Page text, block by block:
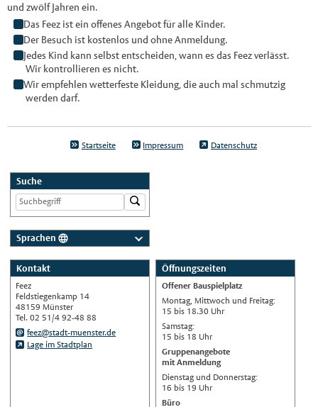
und zwölf Jahren ein.
Das Feez ist ein offenes Angebot für alle Kinder.
Der Besuch ist kostenlos und ohne Anmeldung.
Jedes Kind kann selbst entscheiden, wann es das Feez verlässt.
Wir kontrollieren es nicht.
Wir empfehlen wetterfeste Kleidung, die auch mal schmutzig
werden darf.
Startseite Impressum Datenschutz
Suche
Sprachen
Nederlands
English
Українська
Türkçe
Kontakt
Feez
Feldstiegenkamp 14
48159 Münster
Tel. 02 51/4 92-48 88
feez@stadt-muenster.de
Lage im Stadtplan
Öffnungszeiten
Offener Bauspielplatz
Montag, Mittwoch und Freitag:
15 bis 18.30 Uhr
Samstag:
15 bis 18 Uhr
Gruppenangebote
mit Anmeldung
Dienstag und Donnerstag:
16 bis 19 Uhr
Büro